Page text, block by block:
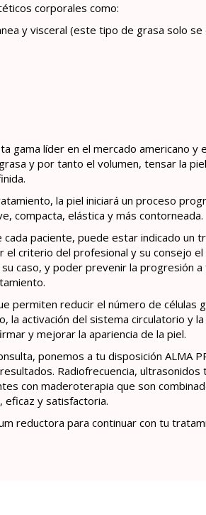
corporales como:
y visceral (este tipo de grasa solo se
gama líder en el mercado americano y
y por tanto el volumen, tensar la
la piel iniciará un proceso
compacta, elástica y más contorneada.
paciente, puede estar indicado un
criterio del profesional y su consejo
caso, y poder prevenir la progresión a
permiten reducir el número de células
la activación del sistema circulatorio y
y mejorar la apariencia de la piel.
ponemos a tu disposición ALMA
Radiofrecuencia, ultrasonidos
con maderoterapia que son
eficaz y satisfactoria.
reductora para continuar con tu